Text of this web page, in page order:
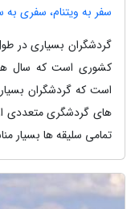
سفر به ویتنام، سفری به
گردشگران بسیاری در
کشوری است که سال ها
است که گردشگران
های گردشگری متعددی
تمامی سلیقه ها بسیار